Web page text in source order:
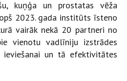
kuņģa un prostatas vēža
2023. gada institūts īsteno
vairāk nekā 20 partneri no
vienotu vadlīniju izstrādes
ieviešanai un tā efektivitātes